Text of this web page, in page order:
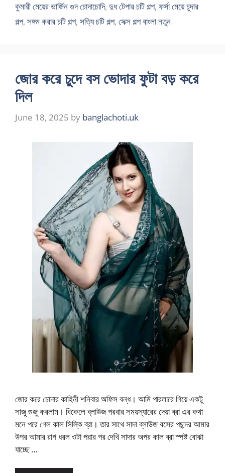
কুমারী মেয়ের ভার্জিন গুদ চোদাচোদি, দুধ টেপার চটি গল্প, ফর্সা মেয়ে চুদার
গল্প, সঙ্গম করার চটি গল্প, সত্যি চটি গল্প, সেক্স গল্প বাংলা নতুন
জোর করে চুদে বস ভোদার ফুটা বড় করে
দিল
June 18, 2025 by banglachoti.uk
জোর করে চোদার কাহিনী শনিবার অফিস বন্ধ। আমি পারলারে গিয়ে একটু
সাজু গুজু করলাম। বিকেলে ব্লাউজ পরবার সময়স্যারের দেয়া ব্রা এর কথা
মনে পরে গেল কাল সিল্কি ব্রা। তার সাথে সাদা ব্লাউজ বসের পছন্দর আমার
উপর আমার রাগ ধরল ওটা পরার পর দেখি সাদার অপর কাল ব্রা স্পষ্ট বোঝা
যাচ্ছে …